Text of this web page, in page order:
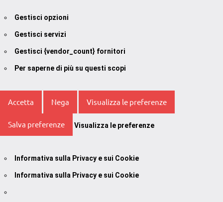
Gestisci opzioni
Gestisci servizi
Gestisci {vendor_count} fornitori
Per saperne di più su questi scopi
Accetta Nega Visualizza le preferenze
Salva preferenze Visualizza le preferenze
Informativa sulla Privacy e sui Cookie
Informativa sulla Privacy e sui Cookie